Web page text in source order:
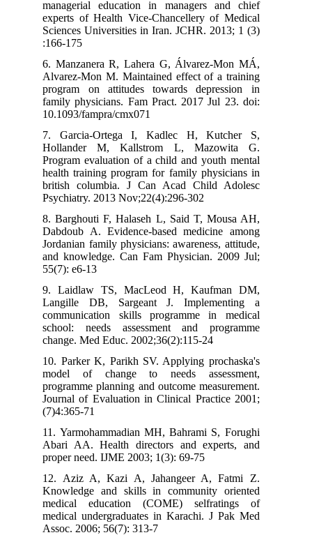
managerial education in managers and chief
experts of Health Vice-Chancellery of Medical
Sciences Universities in Iran. JCHR. 2013; 1 (3)
:166-175
6. Manzanera R, Lahera G, Álvarez-Mon MÁ,
Alvarez-Mon M. Maintained effect of a training
program on attitudes towards depression in
family physicians. Fam Pract. 2017 Jul 23. doi:
10.1093/fampra/cmx071
7. Garcia-Ortega I, Kadlec H, Kutcher S,
Hollander M, Kallstrom L, Mazowita G.
Program evaluation of a child and youth mental
health training program for family physicians in
british columbia. J Can Acad Child Adolesc
Psychiatry. 2013 Nov;22(4):296-302
8. Barghouti F, Halaseh L, Said T, Mousa AH,
Dabdoub A. Evidence-based medicine among
Jordanian family physicians: awareness, attitude,
and knowledge. Can Fam Physician. 2009 Jul;
55(7): e6-13
9. Laidlaw TS, MacLeod H, Kaufman DM,
Langille DB, Sargeant J. Implementing a
communication skills programme in medical
school: needs assessment and programme
change. Med Educ. 2002;36(2):115-24
10. Parker K, Parikh SV. Applying prochaska's
model of change to needs assessment,
programme planning and outcome measurement.
Journal of Evaluation in Clinical Practice 2001;
(7)4:365-71
11. Yarmohammadian MH, Bahrami S, Forughi
Abari AA. Health directors and experts, and
proper need. IJME 2003; 1(3): 69-75
12. Aziz A, Kazi A, Jahangeer A, Fatmi Z.
Knowledge and skills in community oriented
medical education (COME) selfratings of
medical undergraduates in Karachi. J Pak Med
Assoc. 2006; 56(7): 313-7